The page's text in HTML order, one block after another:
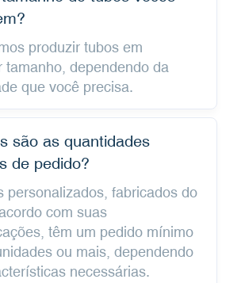
produzir tubos em
tamanho, dependendo da
que você precisa.
são as quantidades
de pedido?
personalizados, fabricados do
com suas
têm um pedido mínimo
ou mais, dependendo
necessárias.